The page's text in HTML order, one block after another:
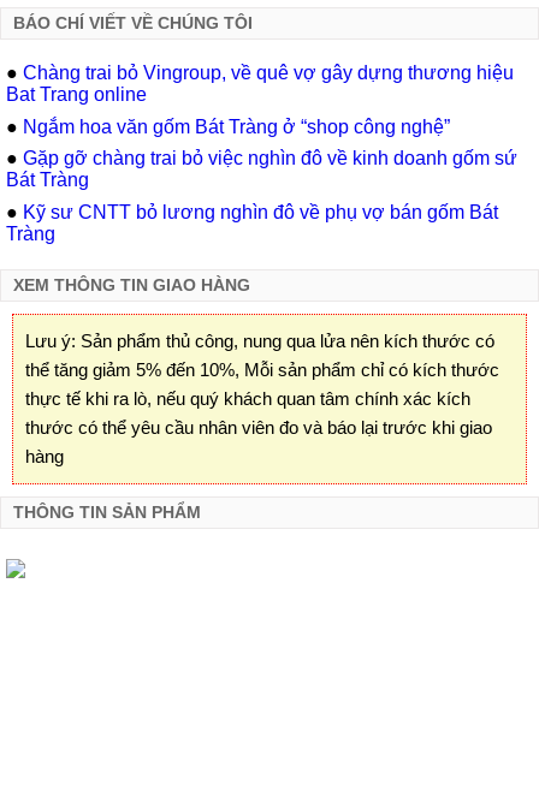
BÁO CHÍ VIẾT VỀ CHÚNG TÔI
● Chàng trai bỏ Vingroup, về quê vợ gây dựng thương hiệu
Bat Trang online
● Ngắm hoa văn gốm Bát Tràng ở “shop công nghệ”
● Gặp gỡ chàng trai bỏ việc nghìn đô về kinh doanh gốm sứ
Bát Tràng
● Kỹ sư CNTT bỏ lương nghìn đô về phụ vợ bán gốm Bát
Tràng
XEM THÔNG TIN GIAO HÀNG
Lưu ý: Sản phẩm thủ công, nung qua lửa nên kích thước có
thể tăng giảm 5% đến 10%, Mỗi sản phẩm chỉ có kích thước
thực tế khi ra lò, nếu quý khách quan tâm chính xác kích
thước có thể yêu cầu nhân viên đo và báo lại trước khi giao
hàng
THÔNG TIN SẢN PHẨM